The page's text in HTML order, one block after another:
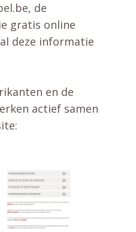
de
gratis online
deze informatie
en de
actief samen